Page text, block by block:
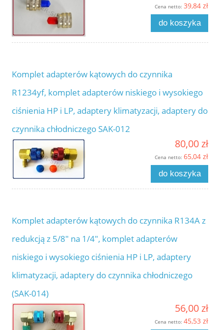
Cena netto: 39,84 zł
do koszyka
Komplet adapterów kątowych do czynnika
R1234yf, komplet adapterów niskiego i wysokiego
ciśnienia HP i LP, adaptery klimatyzacji, adaptery do
czynnika chłodniczego SAK-012
80,00 zł
Cena netto: 65,04 zł
do koszyka
Komplet adapterów kątowych do czynnika R134A z
redukcją z 5/8" na 1/4", komplet adapterów
niskiego i wysokiego ciśnienia HP i LP, adaptery
klimatyzacji, adaptery do czynnika chłodniczego
(SAK-014)
56,00 zł
Cena netto: 45,53 zł